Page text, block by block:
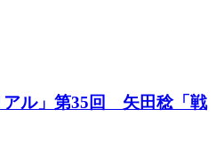
アル」第35回 矢田稔「戦